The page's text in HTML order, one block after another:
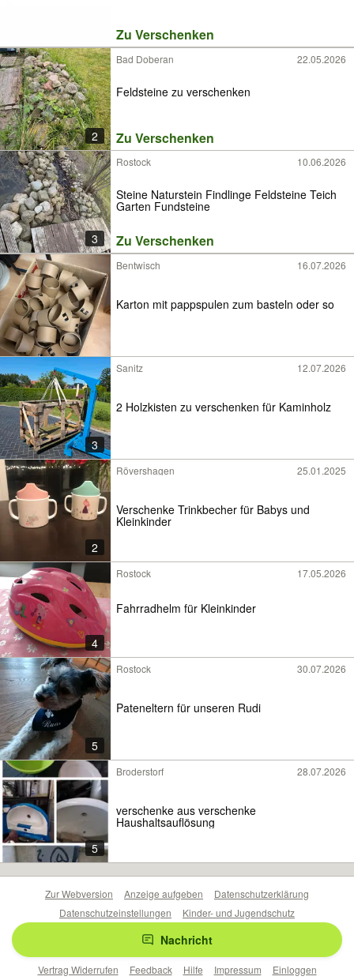
Zu Verschenken
2
Bad Doberan 22.05.2026
Feldsteine zu verschenken
Zu Verschenken
3
Rostock 10.06.2026
Steine Naturstein Findlinge Feldsteine Teich
Garten Fundsteine
Zu Verschenken
Bentwisch 16.07.2026
Karton mit pappspulen zum basteln oder so
3
Sanitz 12.07.2026
2 Holzkisten zu verschenken für Kaminholz
2
Rövershagen 25.01.2025
Verschenke Trinkbecher für Babys und
Kleinkinder
4
Rostock 17.05.2026
Fahrradhelm für Kleinkinder
5
Rostock 30.07.2026
Pateneltern für unseren Rudi
5
Broderstorf 28.07.2026
verschenke aus verschenke
Haushaltsauflösung
Nachricht
Zur Webversion Anzeige aufgeben
Datenschutzerklärung
Datenschutzeinstellungen
Kinder- und Jugendschutz
Barrierefreiheitserklärung
Vertrag Widerrufen
Feedback Hilfe Impressum Einloggen